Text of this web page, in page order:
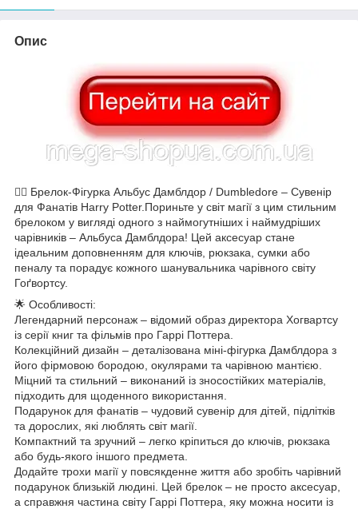
Опис
🧙‍♂️ Брелок-Фігурка Альбус Дамблдор / Dumbledore – Сувенір
для Фанатів Harry Potter.Пориньте у світ магії з цим стильним
брелоком у вигляді одного з наймогутніших і наймудріших
чарівників – Альбуса Дамблдора! Цей аксесуар стане
ідеальним доповненням для ключів, рюкзака, сумки або
пеналу та порадує кожного шанувальника чарівного світу
Гоґвортсу.
🌟 Особливості:
Легендарний персонаж – відомий образ директора Хогвартсу
із серії книг та фільмів про Гаррі Поттера.
Колекційний дизайн – деталізована міні-фігурка Дамблдора з
його фірмовою бородою, окулярами та чарівною мантією.
Міцний та стильний – виконаний із зносостійких матеріалів,
підходить для щоденного використання.
Подарунок для фанатів – чудовий сувенір для дітей, підлітків
та дорослих, які люблять світ магії.
Компактний та зручний – легко кріпиться до ключів, рюкзака
або будь-якого іншого предмета.
Додайте трохи магії у повсякденне життя або зробіть чарівний
подарунок близькій людині. Цей брелок – не просто аксесуар,
а справжня частина світу Гаррі Поттера, яку можна носити із